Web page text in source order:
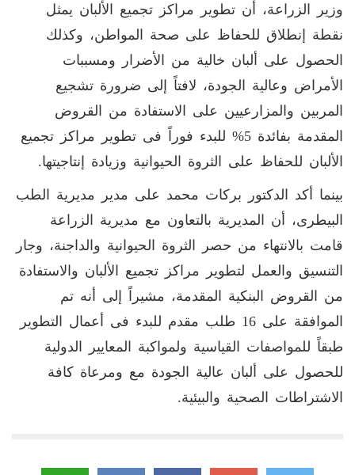
وزير الزراعة، أن تطوير مراكز تجميع الألبان يمثل
نقطة إنطلاق للحفاظ على صحة المواطن، وكذلك
الحصول على ألبان خالية من الأضرار ومسببات
الأمراض وعالية الجودة، لافتاً إلى ضرورة تشجيع
المربين والمزارعيين على الاستفادة من القروض
المقدمة بفائدة 5% للبدء فوراً فى تطوير مراكز تجميع
الألبان للحفاظ على الثروة الحيوانية وزيادة إنتاجيتها.
بينما أكد الدكتور بركات محمد على مدير مديرية الطب
البيطرى، أن المديرية بالتعاون مع مديرية الزراعة
قامت بالانتهاء من حصر الثروة الحيوانية والداجنة، وجار
التنسيق والعمل لتطوير مراكز تجميع الألبان والاستفادة
من القروض البنكية المقدمة، مشيراً إلى أنه تم
الموافقة على 16 طلب مقدم للبدء فى أعمال التطوير
طبقاً للمواصفات القياسية ولمواكبة المعايير الدولية
للحصول على ألبان عالية الجودة مع ومرعاة كافة
الاشتراطات الصحية والبيئية.